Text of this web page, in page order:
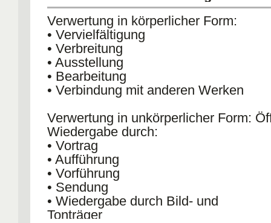
Verwertung in körperlicher Form:
• Vervielfältigung
• Verbreitung
• Ausstellung
• Bearbeitung
• Verbindung mit anderen Werken
Verwertung in unkörperlicher Form:
Wiedergabe durch:
• Vortrag
• Aufführung
• Vorführung
• Sendung
• Wiedergabe durch Bild- und
Tonträger